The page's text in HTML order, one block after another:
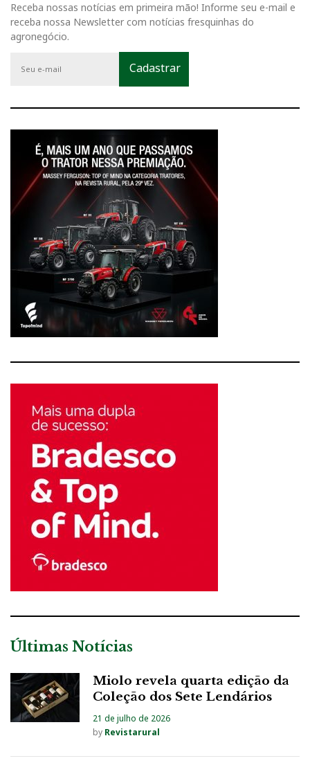
Receba nossas notícias em primeira mão! Informe seu e-mail e
receba nossa Newsletter com notícias fresquinhas do
agronegócio.
Últimas Notícias
Miolo revela quarta edição da
Coleção dos Sete Lendários
21 de julho de 2026
by Revistarural